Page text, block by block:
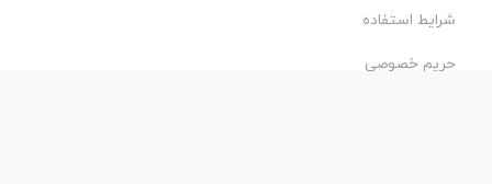
شرایط استفاده
حریم خصوصی